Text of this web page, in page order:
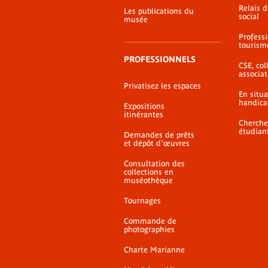
Les publications du
musée
PROFESSIONNELS
Privatisez les espaces
Expositions
itinérantes
Demandes de prêts
et dépôt d'œuvres
Consultation des
collections en
muséothèque
Tournages
Commande de
photographies
Charte Marianne
Relais
social
CSE,
En